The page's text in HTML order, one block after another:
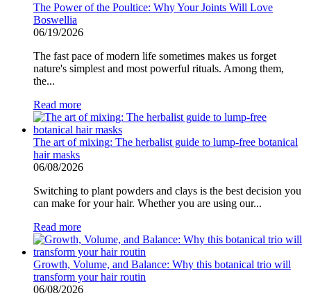
The Power of the Poultice: Why Your Joints Will Love
Boswellia
06/19/2026
The fast pace of modern life sometimes makes us forget
nature's simplest and most powerful rituals. Among them,
the...
Read more
The art of mixing: The herbalist guide to lump-free botanical
hair masks
06/08/2026
Switching to plant powders and clays is the best decision you
can make for your hair. Whether you are using our...
Read more
Growth, Volume, and Balance: Why this botanical trio will
transform your hair routin
06/08/2026